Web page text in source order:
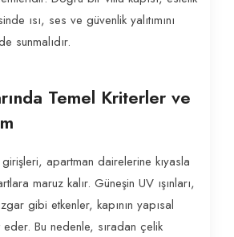
ısı, ses ve güvenlik yalıtımını
sunmalıdır.
Temel Kriterler ve
girişleri, apartman dairelerine kıyasla
maruz kalır. Güneşin UV ışınları,
gibi etkenler, kapının yapısal
eder. Bu nedenle, sıradan çelik